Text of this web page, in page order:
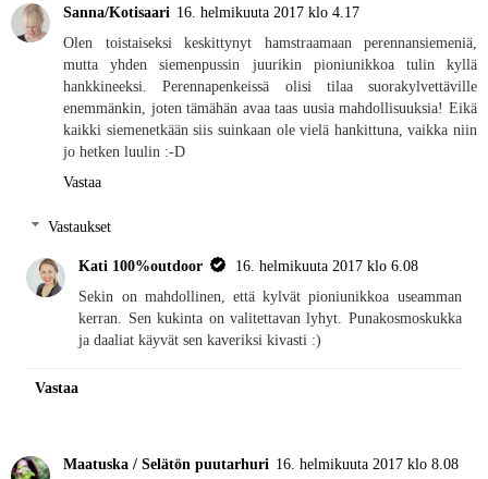
Sanna/Kotisaari 16. helmikuuta 2017 klo 4.17
Olen toistaiseksi keskittynyt hamstraamaan perennansiemeniä,
mutta yhden siemenpussin juurikin pioniunikkoa tulin kyllä
hankkineeksi. Perennapenkeissä olisi tilaa suorakylvettäville
enemmänkin, joten tämähän avaa taas uusia mahdollisuuksia! Eikä
kaikki siemenetkään siis suinkaan ole vielä hankittuna, vaikka niin
jo hetken luulin :-D
Vastaa
Vastaukset
Kati 100%outdoor
16. helmikuuta 2017 klo 6.08
Sekin on mahdollinen, että kylvät pioniunikkoa useamman
kerran. Sen kukinta on valitettavan lyhyt. Punakosmoskukka
ja daaliat käyvät sen kaveriksi kivasti :)
Vastaa
Maatuska / Selätön puutarhuri 16. helmikuuta 2017 klo 8.08